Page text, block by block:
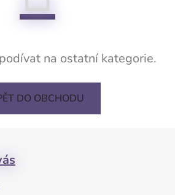
na ostatní kategorie.
DO OBCHODU